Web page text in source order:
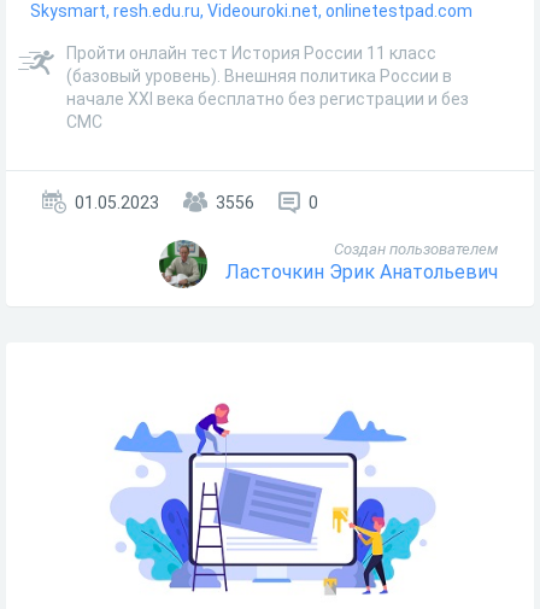
Skysmart, resh.edu.ru, Videouroki.net, onlinetestpad.com
Пройти онлайн тест История России 11 класс
(базовый уровень). Внешняя политика России в
начале XXI века бесплатно без регистрации и без
СМС
01.05.2023 3556 0
Создан пользователем
Ласточкин Эрик Анатольевич